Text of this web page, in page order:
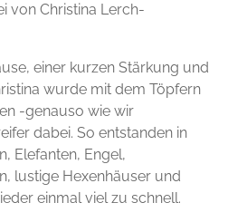
von Christina Lerch-
einer kurzen Stärkung und
wurde mit dem Töpfern
-genauso wie wir
dabei. So entstanden in
Elefanten, Engel,
lustige Hexenhäuser und
einmal viel zu schnell.